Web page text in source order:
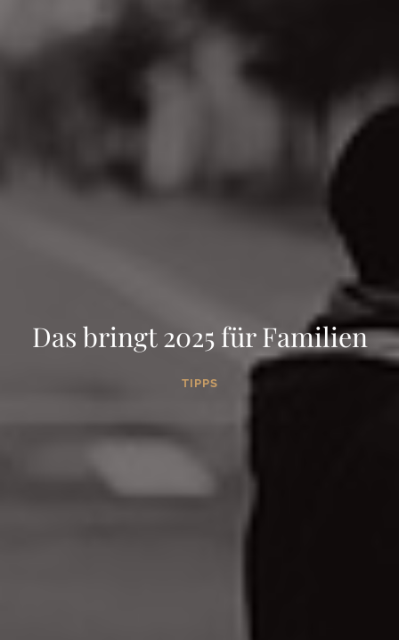
Das bringt 2025 für Familien
TIPPS